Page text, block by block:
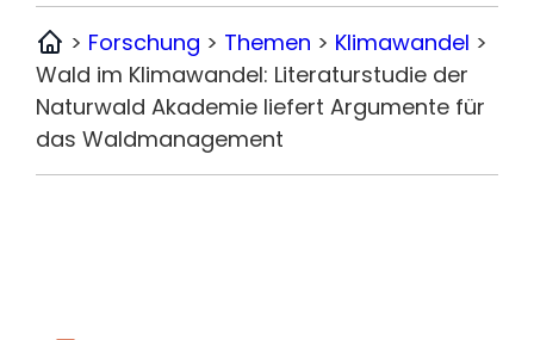
Home
> Forschung > Themen > Klimawandel >
Wald im Klimawandel: Literaturstudie der
Naturwald Akademie liefert Argumente für
das Waldmanagement